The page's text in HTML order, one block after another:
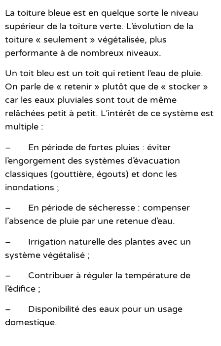
La toiture bleue est en quelque sorte le niveau
supérieur de la toiture verte. L’évolution de la
toiture « seulement » végétalisée, plus
performante à de nombreux niveaux.
Un toit bleu est un toit qui retient l’eau de pluie.
On parle de « retenir » plutôt que de « stocker »
car les eaux pluviales sont tout de même
relâchées petit à petit. L’intérêt de ce système est
multiple :
– En période de fortes pluies : éviter
l’engorgement des systèmes d’évacuation
classiques (gouttière, égouts) et donc les
inondations ;
– En période de sécheresse : compenser
l’absence de pluie par une retenue d’eau.
– Irrigation naturelle des plantes avec un
système végétalisé ;
– Contribuer à réguler la température de
l’édifice ;
– Disponibilité des eaux pour un usage
domestique.